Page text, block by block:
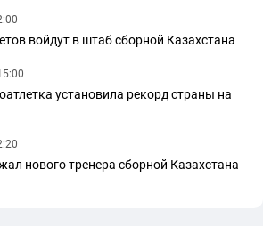
войдут в штаб сборной Казахстана
установила рекорд страны на
нового тренера сборной Казахстана